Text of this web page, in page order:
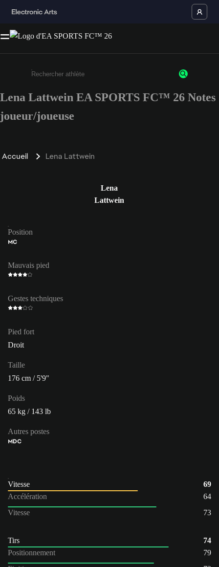
Saisissez au moins 3 caractères ou chiffres.
Lena Lattwein EA SPORTS FC™ 26 Notes
joueur/joueuse
Accueil Lena Lattwein
Lena
Lattwein
Position
MC
Mauvais pied
Gestes techniques
Pied fort
Droit
Taille
176 cm / 5'9"
Poids
65 kg / 143 lb
Autres postes
MDC
Vitesse
69
Accélération
64
Vitesse
73
Tirs
74
Positionnement
79